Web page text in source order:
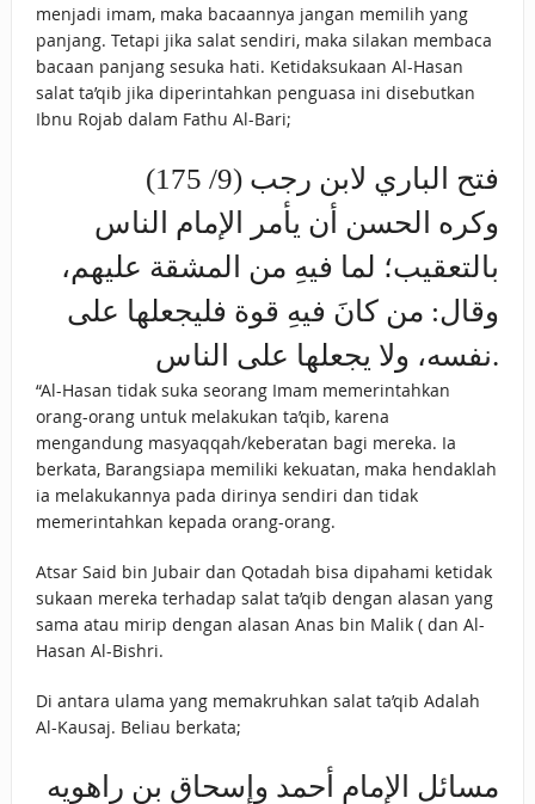
menjadi imam, maka bacaannya jangan memilih yang
panjang. Tetapi jika salat sendiri, maka silakan membaca
bacaan panjang sesuka hati. Ketidaksukaan Al-Hasan
salat ta’qib jika diperintahkan penguasa ini disebutkan
Ibnu Rojab dalam Fathu Al-Bari;
فتح الباري لابن رجب (9/ 175)
وكره الحسن أن يأمر الإمام الناس
بالتعقيب؛ لما فيهِ من المشقة عليهم،
وقال: من كانَ فيهِ قوة فليجعلها على
نفسه، ولا يجعلها على الناس.
“Al-Hasan tidak suka seorang Imam memerintahkan
orang-orang untuk melakukan ta’qib, karena
mengandung masyaqqah/keberatan bagi mereka. Ia
berkata, Barangsiapa memiliki kekuatan, maka hendaklah
ia melakukannya pada dirinya sendiri dan tidak
memerintahkan kepada orang-orang.
Atsar Said bin Jubair dan Qotadah bisa dipahami ketidak
sukaan mereka terhadap salat ta’qib dengan alasan yang
sama atau mirip dengan alasan Anas bin Malik ( dan Al-
Hasan Al-Bishri.
Di antara ulama yang memakruhkan salat ta’qib Adalah
Al-Kausaj. Beliau berkata;
مسائل الإمام أحمد وإسحاق بن راهويه